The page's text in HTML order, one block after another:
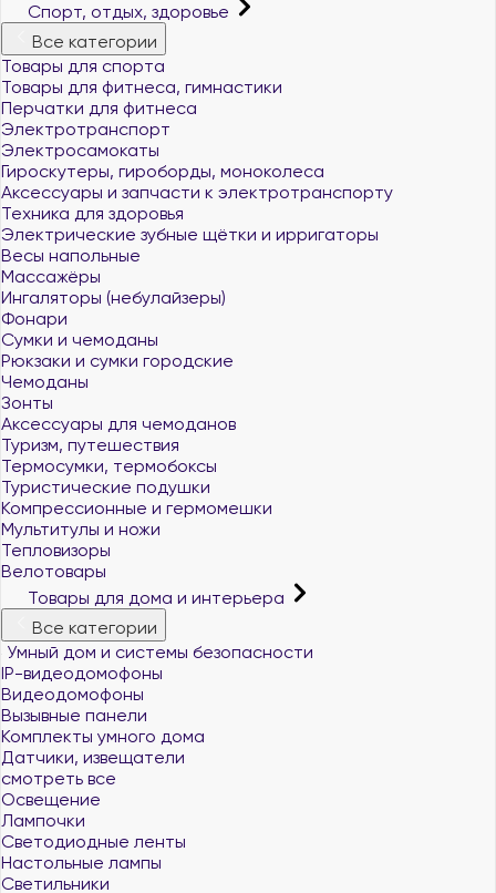
Спорт, отдых, здоровье
Все категории
Товары для спорта
Товары для фитнеса, гимнастики
Перчатки для фитнеса
Электротранспорт
Электросамокаты
Гироскутеры, гироборды, моноколеса
Аксессуары и запчасти к электротранспорту
Техника для здоровья
Электрические зубные щётки и ирригаторы
Весы напольные
Массажёры
Ингаляторы (небулайзеры)
Фонари
Сумки и чемоданы
Рюкзаки и сумки городские
Чемоданы
Зонты
Аксессуары для чемоданов
Туризм, путешествия
Термосумки, термобоксы
Туристические подушки
Компрессионные и гермомешки
Мультитулы и ножи
Тепловизоры
Велотовары
Товары для дома и интерьера
Все категории
Умный дом и системы безопасности
IP-видеодомофоны
Видеодомофоны
Вызывные панели
Комплекты умного дома
Датчики, извещатели
смотреть все
Освещение
Лампочки
Светодиодные ленты
Настольные лампы
Светильники